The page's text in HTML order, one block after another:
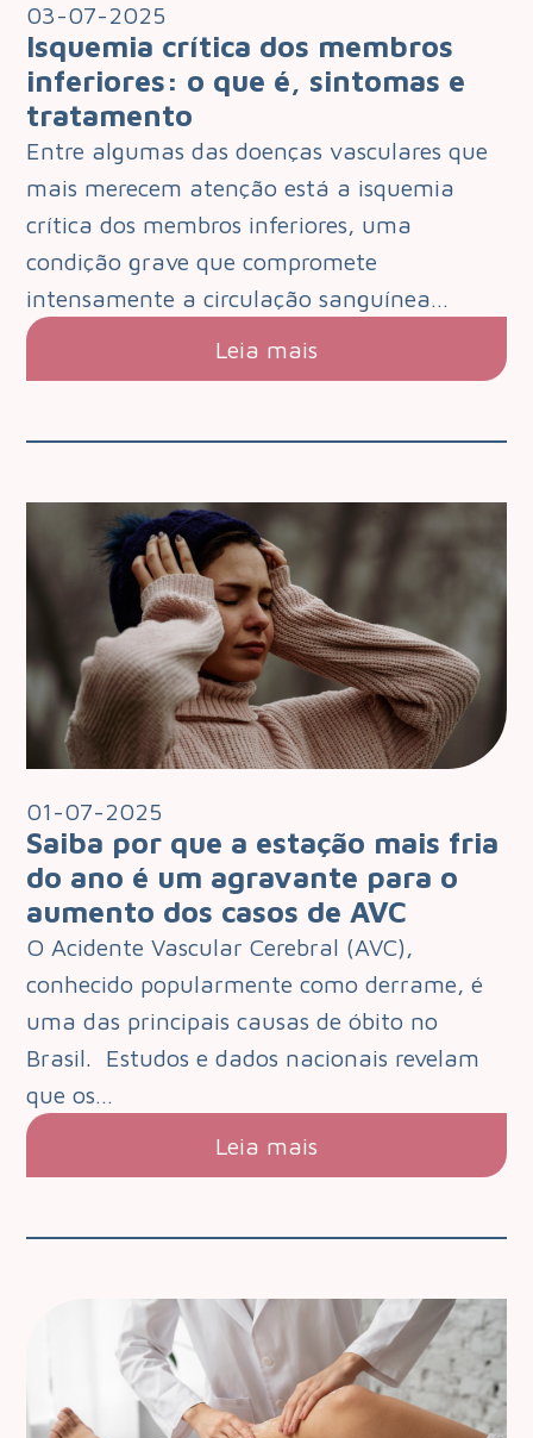
03-07-2025
Isquemia crítica dos membros
inferiores: o que é, sintomas e
tratamento
Entre algumas das doenças vasculares que
mais merecem atenção está a isquemia
crítica dos membros inferiores, uma
condição grave que compromete
intensamente a circulação sanguínea…
Leia mais
01-07-2025
Saiba por que a estação mais fria
do ano é um agravante para o
aumento dos casos de AVC
O Acidente Vascular Cerebral (AVC),
conhecido popularmente como derrame, é
uma das principais causas de óbito no
Brasil. Estudos e dados nacionais revelam
que os…
Leia mais